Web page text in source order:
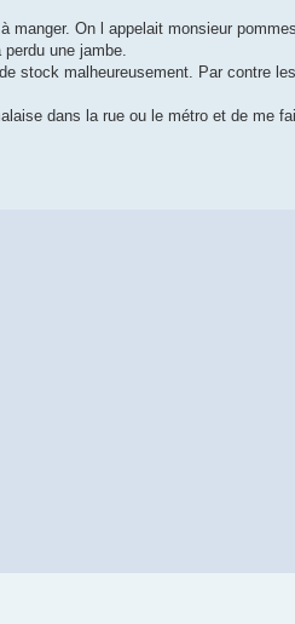
On l appelait monsieur
une jambe.
stock malheureusement. Par contre
dans la rue ou le métro et de me